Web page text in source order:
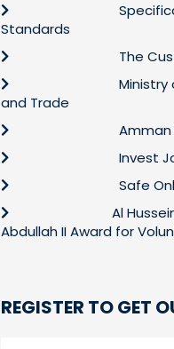
Standards
The
Ministry
and Trade
Invest
Safe
Al
Abdullah II Award for
REGISTER TO GET